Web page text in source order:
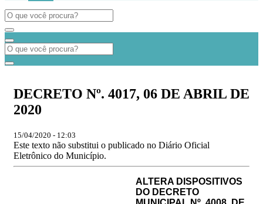
DECRETO Nº. 4017, 06 DE ABRIL DE
2020
15/04/2020 - 12:03
Este texto não substitui o publicado no Diário Oficial
Eletrônico do Município.
ALTERA DISPOSITIVOS
DO DECRETO